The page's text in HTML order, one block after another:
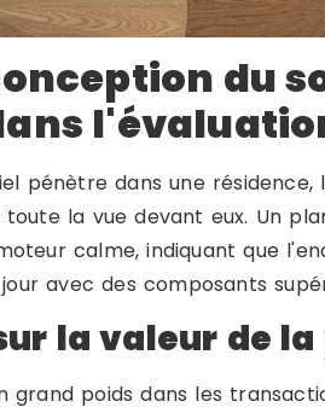
du
pénètre dans une
la vue devant eux. Un
calme, indiquant que
avec des composants
la valeur de
grand poids dans les